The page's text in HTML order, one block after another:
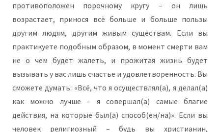
противоположен порочному кругу – он лишь
возрастает, принося всё больше и больше пользы
другим людям, другим живым существам. Если вы
практикуете подобным образом, в момент смерти вам
не о чем будет жалеть, и прожитая жизнь будет
вызывать у вас лишь счастье и удовлетворенность. Вы
сможете думать: «Всё, что я осуществлял(а), я делал(а)
как можно лучше – я совершал(а) самые благие
действия, на которые был(а) способ(ен/на)». Если вы
человек религиозный – будь вы христианин,